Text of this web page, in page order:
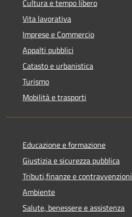
Cultura e tempo libero
Vita lavorativa
Imprese e Commercio
Appalti pubblici
Catasto e urbanistica
Turismo
Mobilità e trasporti
Educazione e formazione
Giustizia e sicurezza pubblica
Tributi,finanze e contravvenzioni
Ambiente
Salute, benessere e assistenza